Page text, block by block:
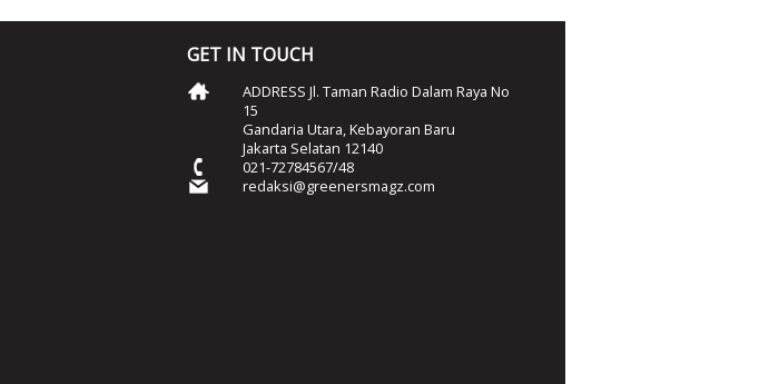
GET IN TOUCH
ADDRESS Jl. Taman Radio Dalam Raya No
15
Gandaria Utara, Kebayoran Baru
Jakarta Selatan 12140
021-72784567/48
redaksi@greenersmagz.com